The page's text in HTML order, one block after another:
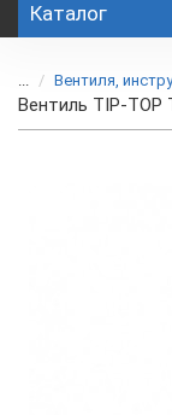
Каталог
... Вентиля,
Вентиль TIP-TOP